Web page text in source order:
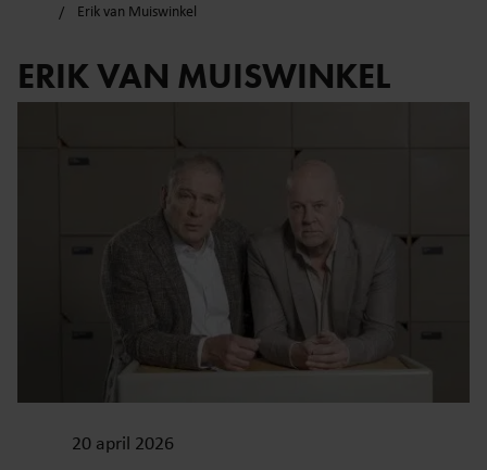
Erik van Muiswinkel
ERIK VAN MUISWINKEL
20 april 2026